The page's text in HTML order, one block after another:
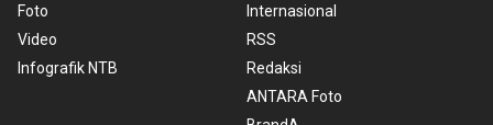
Foto
Video
Infografik NTB
Internasional
RSS
Redaksi
ANTARA Foto